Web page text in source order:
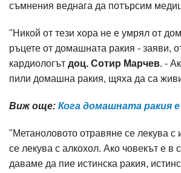
съмнения веднага да потърсим
"Никой от тези хора не е умрял от
ръцете от домашната ракия - заяви,
кардиологът доц. Сотир Марчев. -
пили домашна ракия, щяха да са
Виж още: Кога домашната ракия е
"Метаноловото отравяне се лекува с
се лекува с алкохол. Ако човекът е в
даваме да пие истинска ракия,